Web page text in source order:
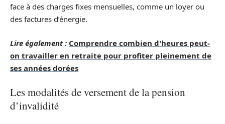
face à des charges fixes mensuelles, comme un loyer ou
des factures d’énergie.
Lire également : Comprendre combien d'heures peut-
on travailler en retraite pour profiter pleinement de
ses années dorées
Les modalités de versement de la pension
d’invalidité